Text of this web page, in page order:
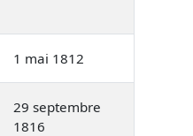
1 mai 1812
29 septembre
1816